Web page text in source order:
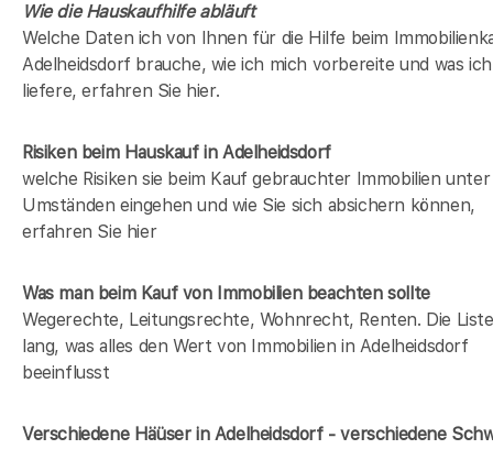
Wie die Hauskaufhilfe abläuft
Welche Daten ich von Ihnen für die Hilfe beim
Adelheidsdorf brauche, wie ich mich vorbereite und was
liefere, erfahren Sie hier.
Risiken beim Hauskaufin Adelheidsdorf
welche Risiken sie beim Kauf gebrauchter Immobilien unter
Umständen eingehen und wie Sie sich absichern können,
erfahren Sie hier
Was man beim Kauf von Immobilien beachten sollte
Wegerechte, Leitungsrechte, Wohnrecht, Renten. Die
lang, was alles den Wert von Immobilien in Adelheidsdorf
beeinflusst
Verschiedene Häüser in Adelheidsdorf - verschiedene